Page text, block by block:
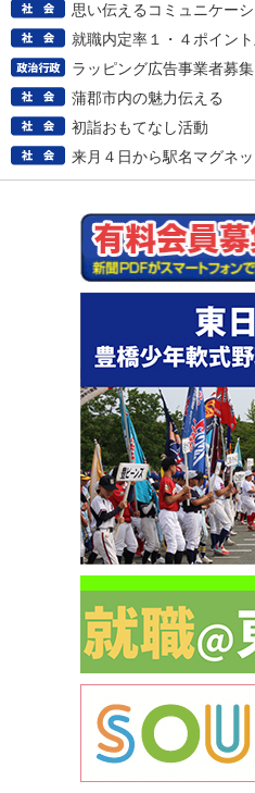
思い伝えるコミュニケー
就職内定率１・４ポイン
ラッピング広告事業者募集
蒲郡市内の魅力伝える
初詣おもてなし活動
来月４日から駅名マグネ